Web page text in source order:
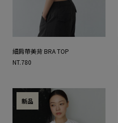
細肩帶美背 BRA TOP
NT.780
新品